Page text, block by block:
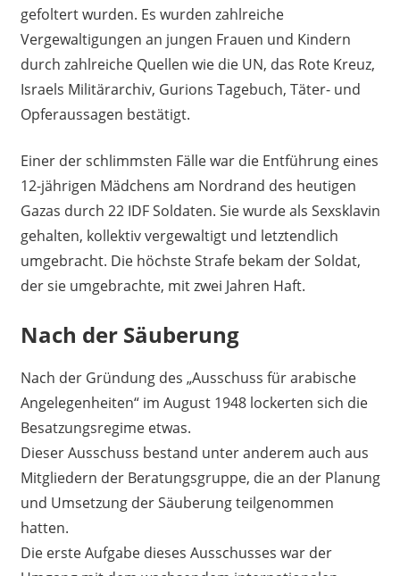
gefoltert wurden. Es wurden zahlreiche
Vergewaltigungen an jungen Frauen und Kindern
durch zahlreiche Quellen wie die UN, das Rote Kreuz,
Israels Militärarchiv, Gurions Tagebuch, Täter- und
Opferaussagen bestätigt.
Einer der schlimmsten Fälle war die Entführung eines
12-jährigen Mädchens am Nordrand des heutigen
Gazas durch 22 IDF Soldaten. Sie wurde als Sexsklavin
gehalten, kollektiv vergewaltigt und letztendlich
umgebracht. Die höchste Strafe bekam der Soldat,
der sie umgebrachte, mit zwei Jahren Haft.
Nach der Säuberung
Nach der Gründung des „Ausschuss für arabische
Angelegenheiten“ im August 1948 lockerten sich die
Besatzungsregime etwas.
Dieser Ausschuss bestand unter anderem auch aus
Mitgliedern der Beratungsgruppe, die an der Planung
und Umsetzung der Säuberung teilgenommen
hatten.
Die erste Aufgabe dieses Ausschusses war der